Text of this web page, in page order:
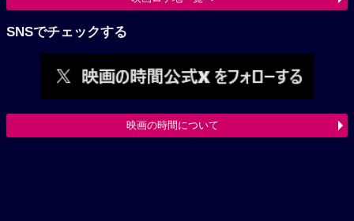
SNSでチェックする
映画の時間について